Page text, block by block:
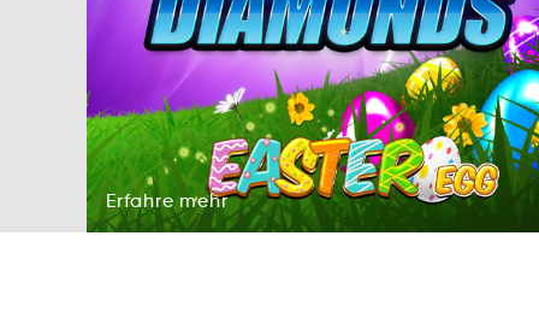
Erfahre
harferE
Erfahre
mehr
mrhe
mehr